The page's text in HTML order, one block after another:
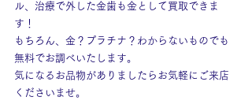
ル、治療で外した金歯も金として買取できま
す！
もちろん、金？プラチナ？わからないものでも
無料でお調べいたします。
気になるお品物がありましたらお気軽にご来店
くださいませ。